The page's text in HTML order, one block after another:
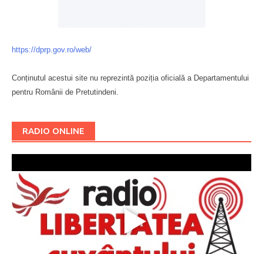
https://dprp.gov.ro/web/
Conținutul acestui site nu reprezintă poziția oficială a Departamentului
pentru Românii de Pretutindeni.
RADIO ONLINE